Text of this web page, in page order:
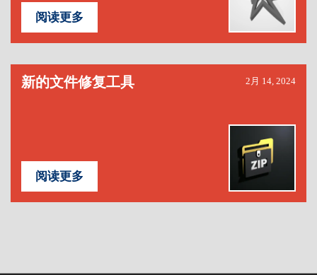
阅读更多
新的文件修复工具 2月 14, 2024
阅读更多